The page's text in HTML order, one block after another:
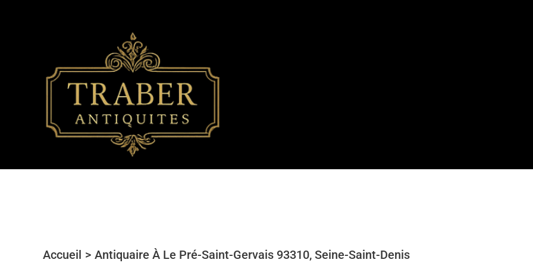
Accueil Antiquaire À Le Pré-Saint-Gervais 93310, Seine-Saint-Denis